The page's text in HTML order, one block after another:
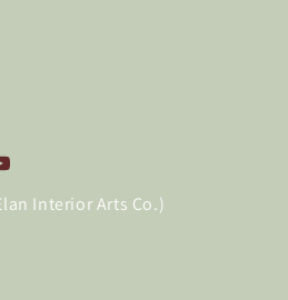
Interior Arts Co.)